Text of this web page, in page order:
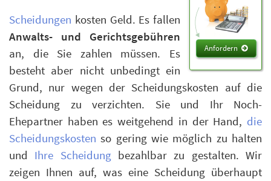
Anfordern
Scheidungen kosten Geld. Es fallen
Anwalts- und Gerichtsgebühren
an, die Sie zahlen müssen. Es
besteht aber nicht unbedingt ein
Grund, nur wegen der Scheidungskosten auf die
Scheidung zu verzichten. Sie und Ihr Noch-
Ehepartner haben es weitgehend in der Hand, die
Scheidungskosten so gering wie möglich zu halten
und Ihre Scheidungbezahlbar zu gestalten. Wir
zeigen Ihnen auf, was eine Scheidung überhaupt